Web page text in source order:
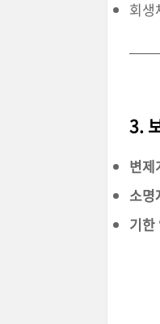
회생
3.
변제
소명
기한